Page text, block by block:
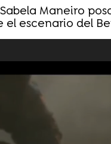
Maneiro
el escenario del